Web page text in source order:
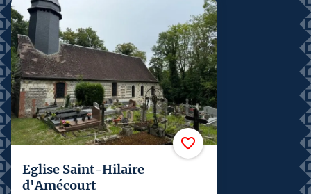
Eglise Saint-Hilaire
d'Amécourt